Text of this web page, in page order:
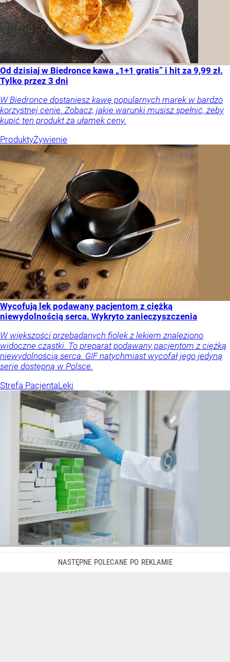
Od dzisiaj w Biedronce kawa „1+1 gratis” i hit za 9,99 zł.
Tylko przez 3 dni
W Biedronce dostaniesz kawę popularnych marek w bardzo
korzystnej cenie. Zobacz, jakie warunki musisz spełnić, żeby
kupić ten produkt za ułamek ceny.
ProduktyŻywienie
Wycofują lek podawany pacjentom z ciężką
niewydolnością serca. Wykryto zanieczyszczenia
W większości przebadanych fiolek z lekiem znaleziono
widoczne cząstki. To preparat podawany pacjentom z ciężką
niewydolnością serca. GIF natychmiast wycofał jego jedyną
serię dostępną w Polsce.
Strefa PacjentaLeki